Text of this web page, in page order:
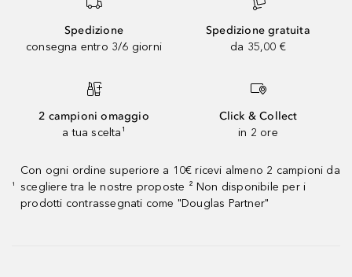
Spedizione
consegna entro 3/6 giorni
Spedizione gratuita
da 35,00 €
2 campioni omaggio
a tua scelta¹
Click & Collect
in 2 ore
¹
Con ogni ordine superiore a 10€ ricevi almeno 2 campioni da
scegliere tra le nostre proposte ² Non disponibile per i
prodotti contrassegnati come "Douglas Partner"